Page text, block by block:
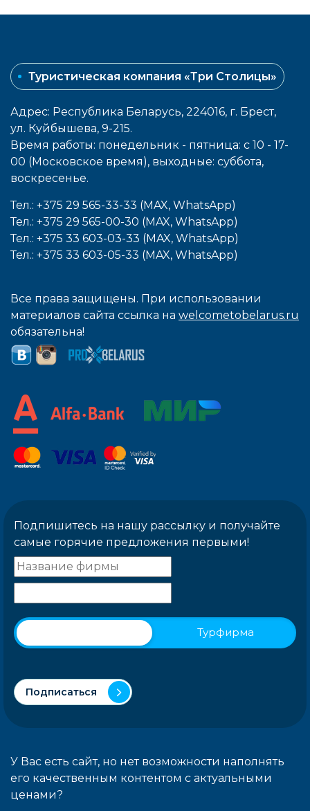
Туристическая компания «Три Столицы»
Адрес: Республика Беларусь, 224016, г. Брест,
ул. Куйбышева, 9-215.
Время работы: понедельник - пятница: с 10 - 17-
00 (Московское время), выходные: cуббота,
воcкресенье.
Тел.: +375 29 565-33-33 (MAX, WhatsApp)
Тел.: +375 29 565-00-30 (MAX, WhatsApp)
Тел.: +375 33 603-03-33 (MAX, WhatsApp)
Тел.: +375 33 603-05-33 (MAX, WhatsApp)
Все права защищены. При использовании
материалов сайта ссылка на welcometobelarus.ru
обязательна!
Подпишитесь на нашу рассылку и получайте
самые горячие предложения первыми!
Турфирма
Подписаться
У Вас есть сайт, но нет возможности наполнять
его качественным контентом с актуальными
ценами?